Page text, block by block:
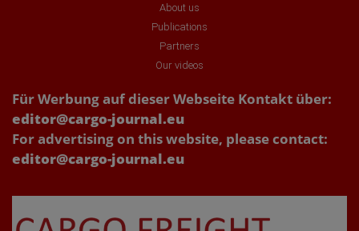
About us
Publications
Partners
Our videos
Für Werbung auf dieser Webseite Kontakt über:
editor@cargo-journal.eu
For advertising on this website, please contact:
editor@cargo-journal.eu